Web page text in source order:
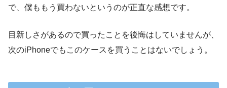
で、僕ももう買わないというのが正直な感想です。
目新しさがあるので買ったことを後悔はしていませんが、
次のiPhoneでもこのケースを買うことはないでしょう。